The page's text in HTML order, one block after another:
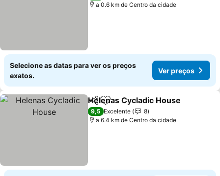
a 0.6 km de Centro da cidade
Selecione as datas para ver os preços
exatos.
Ver preços
PartilharAdicionar aos favoritos
Helenas Cycladic House
9,5 Excelente
8
a 6.4 km de Centro da cidade